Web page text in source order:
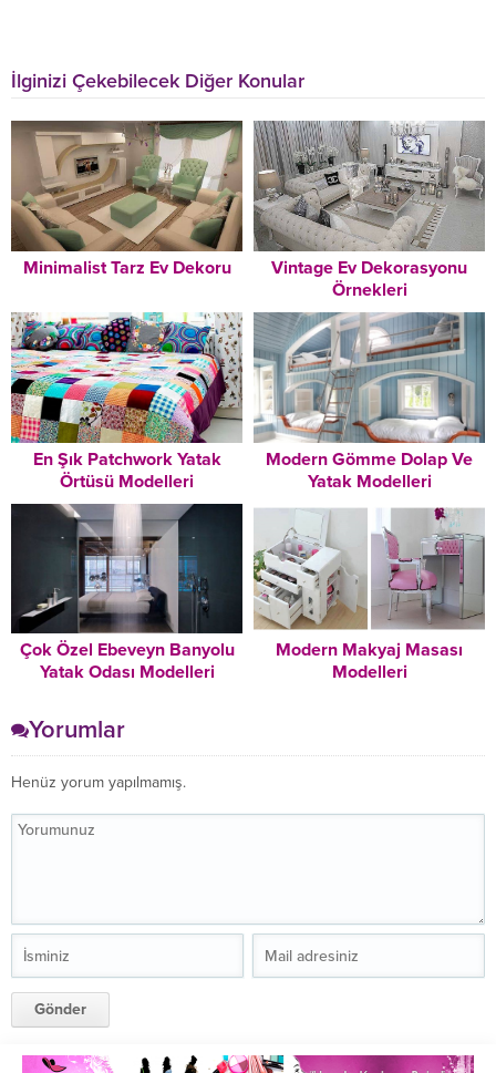
İlginizi Çekebilecek Diğer Konular
Minimalist Tarz Ev Dekoru
Vintage Ev Dekorasyonu
Örnekleri
En Şık Patchwork Yatak
Örtüsü Modelleri
Modern Gömme Dolap Ve
Yatak Modelleri
Çok Özel Ebeveyn Banyolu
Yatak Odası Modelleri
Modern Makyaj Masası
Modelleri
Yorumlar
Henüz yorum yapılmamış.